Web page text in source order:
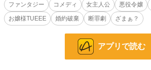
■あらすじ
ベルンシュタイン公爵家が誇る令嬢・レティシア。
その完璧な淑女ぶりは社交界の華と謳われている。
幼少期に武門の血が騒ぎすぎて屋敷の庭で熊を絞めか
面倒事を避けるため、完璧な淑女の仮面（猫）を被っ
ファンタジー
コメディ 女主人公 悪役令嬢
お嬢様TUEEE
婚約破棄 断罪劇 ざまぁ？
アプリで読む